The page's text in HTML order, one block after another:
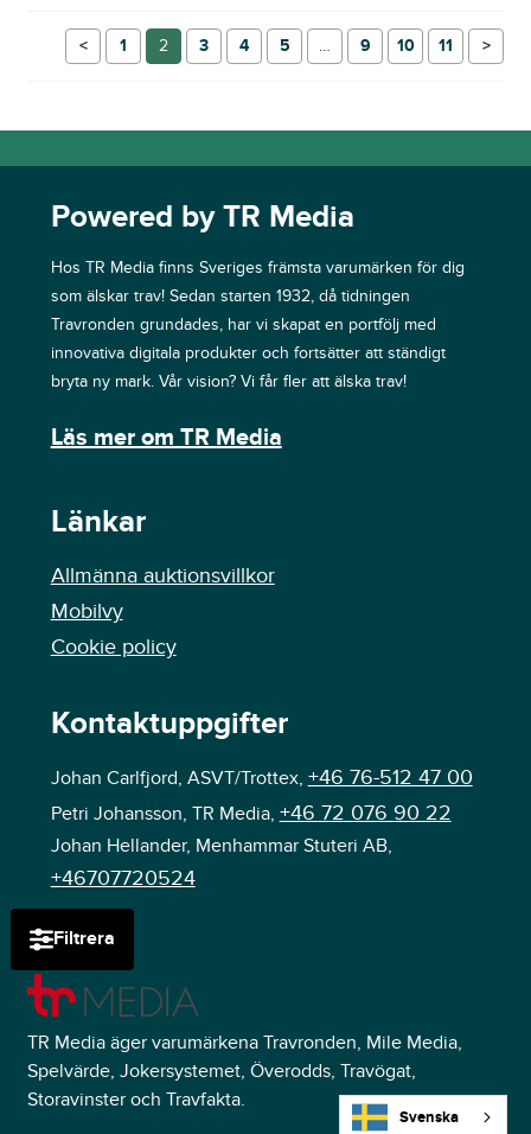
← 1 2 3 4 5 … 9 10 11 →
Filtrera
Powered by TR Media
Hos TR Media finns Sveriges främsta varumärken för dig
som älskar trav! Sedan starten 1932, då tidningen
Travronden grundades, har vi skapat en portfölj med
innovativa digitala produkter och fortsätter att ständigt
bryta ny mark. Vår vision? Vi får fler att älska trav!
Läs mer om TR Media
Länkar
Allmänna auktionsvillkor
Mobilvy
Cookie policy
Kontaktuppgifter
Johan Carlfjord, ASVT/Trottex, +46 76-512 47 00
Petri Johansson, TR Media, +46 72 076 90 22
Johan Hellander, Menhammar Stuteri AB,
+46707720524
TR Media äger varumärkena Travronden, Mile Media,
Spelvärde, Jokersystemet, Överodds, Travögat,
Storavinster och Travfakta.
Svenska